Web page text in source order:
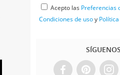
Acepto las Preferencias
Condiciones de usoy